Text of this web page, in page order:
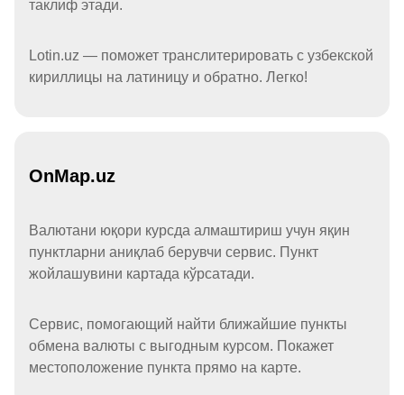
таклиф этади.
Lotin.uz — поможет транслитерировать с узбекской
кириллицы на латиницу и обратно. Легко!
OnMap.uz
Валютани юқори курсда алмаштириш учун яқин
пунктларни аниқлаб берувчи сервис. Пункт
жойлашувини картада кўрсатади.
Сервис, помогающий найти ближайшие пункты
обмена валюты с выгодным курсом. Покажет
местоположение пункта прямо на карте.